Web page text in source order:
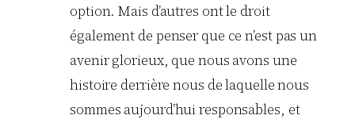
option. Mais d’autres ont le droit
également de penser que ce n’est pas un
avenir glorieux, que nous avons une
histoire derrière nous de laquelle nous
sommes aujourd’hui responsables, et